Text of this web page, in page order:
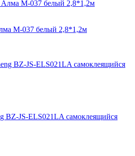
М-037 белый 2,8*1,2м
BZ-JS-ELS021LA самоклеящийся